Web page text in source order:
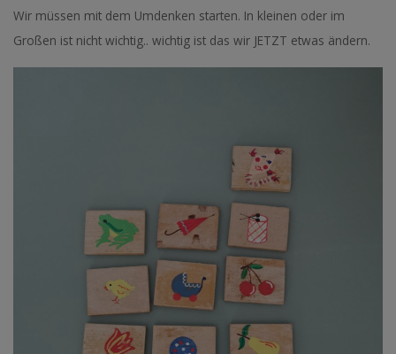
Wir müssen mit dem Umdenken starten. In kleinen oder im
Großen ist nicht wichtig.. wichtig ist das wir JETZT etwas ändern.